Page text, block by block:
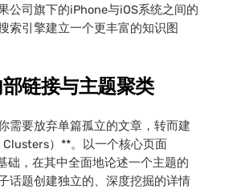
公司旗下的iPhone与iOS系统之间的
索引擎建立一个更丰富的知识图
链接与主题聚类
需要放弃单篇孤立的文章，转而建
）**。以一个核心页面
础，在其中全面地论述一个主题的
话题创建独立的、深度挖掘的详情